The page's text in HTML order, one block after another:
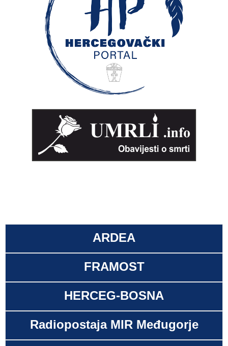
ARDEA
FRAMOST
HERCEG-BOSNA
Radiopostaja MIR Međugorje